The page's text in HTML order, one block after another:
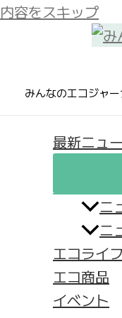
内容をスキップ
みんなのエコジャ
最新ニュ
ニ
ニ
エコライフ
エコ商品
イベント